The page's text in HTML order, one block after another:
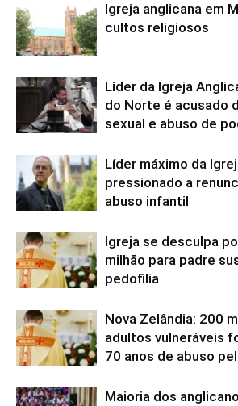
Igreja anglicana em
cultos religiosos
Líder da Igreja
do Norte é acusado
sexual e abuso de
Líder máximo da
pressionado a
abuso infantil
Igreja se desculpa
milhão para padre
pedofilia
Nova Zelândia: 200
adultos vulneráveis
70 anos de abuso
Maioria dos